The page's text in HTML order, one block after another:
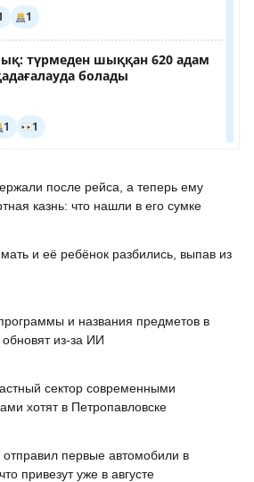
после рейса, а теперь ему
казнь: что нашли в его сумке
и её ребёнок разбились, выпав из
и названия предметов в
обновят из-за ИИ
сектор современными
хотят в Петропавловске
отправил первые автомобили в
привезут уже в августе